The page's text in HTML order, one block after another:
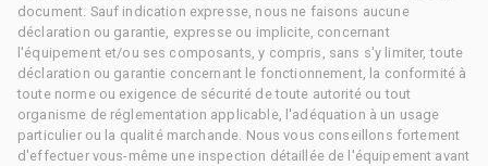
document. Sauf indication expresse, nous ne faisons aucune
déclaration ou garantie, expresse ou implicite, concernant
l'équipement et/ou ses composants, y compris, sans s'y limiter, toute
déclaration ou garantie concernant le fonctionnement, la conformité à
toute norme ou exigence de sécurité de toute autorité ou tout
organisme de réglementation applicable, l'adéquation à un usage
particulier ou la qualité marchande. Nous vous conseillons fortement
d'effectuer vous-même une inspection détaillée de l'équipement avant